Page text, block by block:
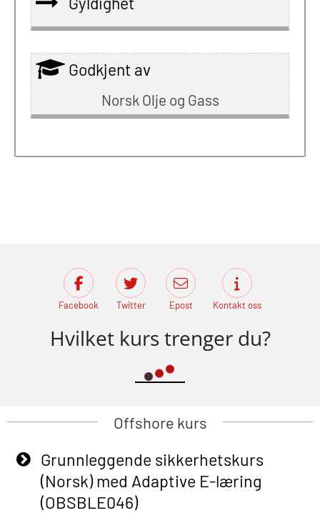
Godkjent av
Norsk Olje og Gass
Facebook Twitter Epost Kontakt oss
Hvilket kurs trenger du?
Offshore kurs
Grunnleggende sikkerhetskurs
(Norsk) med Adaptive E-læring
(OBSBLE046)